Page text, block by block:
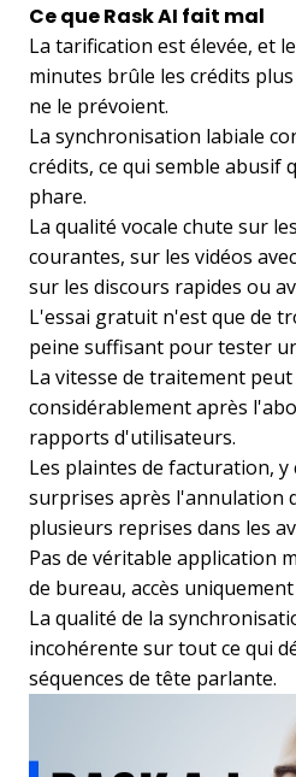
Ce que Rask AI fait mal
La tarification est élevée, et
minutes brûle les crédits
ne le prévoient.
La synchronisation labiale
crédits, ce qui semble abusif
phare.
La qualité vocale chute sur
courantes, sur les vidéos
sur les discours rapides ou
L'essai gratuit n'est que de
peine suffisant pour tester
La vitesse de traitement
considérablement après
rapports d'utilisateurs.
Les plaintes de facturation,
surprises après l'annulation
plusieurs reprises dans les
Pas de véritable application
de bureau, accès
La qualité de la
incohérente sur tout ce qui
séquences de tête parlante.